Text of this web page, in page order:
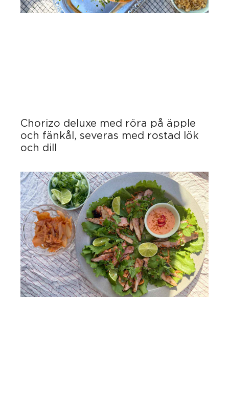
Chorizo deluxe med röra på äpple
och fänkål, severas med rostad lök
och dill